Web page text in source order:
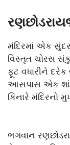
મંદિરમાં એક
વિસ્તૃત ચોરસ
ફૂટ વધારીને
આસપાસ એક
કિનારે મંદિરનો
ભગવાન